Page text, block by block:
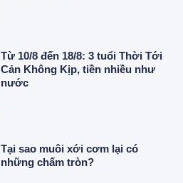
Từ 10/8 đến 18/8: 3 tuổi Thời Tới
Cản Không Kịp, tiền nhiều như
nước
Tại sao muôi xới cơm lại có
những chấm tròn?